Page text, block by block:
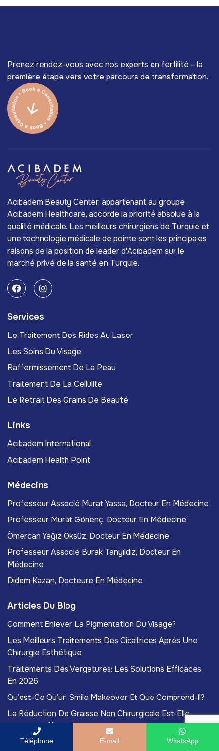
Prenez rendez-vous avec nos experts en fertilité – la
première étape vers votre parcours de transformation.
Acıbadem Beauty Center, appartenant au groupe
Acıbadem Healthcare, accorde la priorité absolue à la
qualité médicale. Les meilleurs chirurgiens de Turquie et
une technologie médicale de pointe sont les principales
raisons de la position de leader d'Acıbadem sur le
marché privé de la santé en Turquie.
Services
Le Traitement Des Rides Au Laser
Les Soins Du Visage
Raffermissement De La Peau
Traitement De La Cellulite
Le Retrait Des Grains De Beauté
Links
Acıbadem International
Acıbadem Health Point
Médecins
Professeur Associé Murat Yassa, Docteur En Médecine
Professeur Murat Gönenç, Docteur En Médecine
Ömercan Yağız Öksüz, Docteur En Médecine
Professeur Associé Burak Tanyıldız, Docteur En
Médecine
Didem Kazan, Docteure En Médecine
Articles Du Blog
Comment Enlever La Pigmentation Du Visage?
Les Meilleurs Traitements Des Cicatrices Après Une
Chirurgie Esthétique
Traitements Des Vergetures: Les Solutions Efficaces
En 2026
Qu’est-Ce Qu’un Smile Makeover Et Que Comprend-Il?
La Réduction De Graisse Non Chirurgicale Est-Elle
Vraiment Efficace?
Téléphone E-mail WhatsApp